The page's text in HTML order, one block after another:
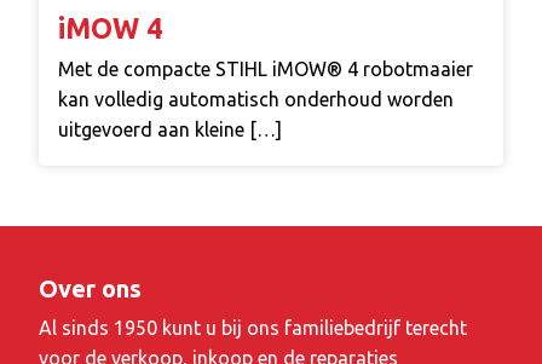
iMOW 4
Met de compacte STIHL iMOW® 4 robotmaaier
kan volledig automatisch onderhoud worden
uitgevoerd aan kleine […]
Over ons
Al sinds 1950 kunt u bij ons familiebedrijf terecht
voor de verkoop, inkoop en de reparaties